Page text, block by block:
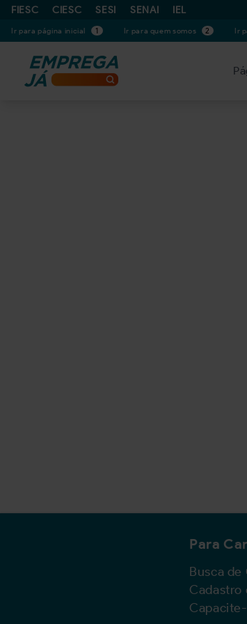
FIESC CIESC SESI SENAI IEL
Ir para página inicial 1 Ir para quem somos 2 Ir
Para
Busca